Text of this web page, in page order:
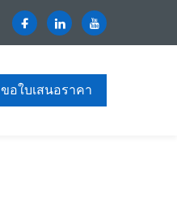
ขอใบเสนอราคา